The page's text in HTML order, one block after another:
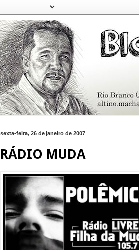
sexta-feira, 26 de janeiro de 2007
RÁDIO MUDA